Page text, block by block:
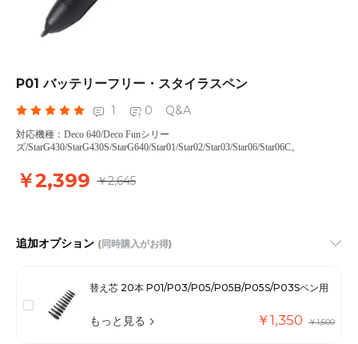
P01 バッテリーフリー・スタイラスペン
1 0 Q&A
対応機種：Deco 640/Deco Funシリー
ズ/StarG430/StarG430S/StarG640/Star01/Star02/Star03/Star06/Star06C。
￥2,399 ￥2,645
追加オプション (同時購入がお得)
替え芯 20本 P01/P03/P05/P05B/P05S/P03Sペン用
もっと見る ￥1,350 ￥1,500